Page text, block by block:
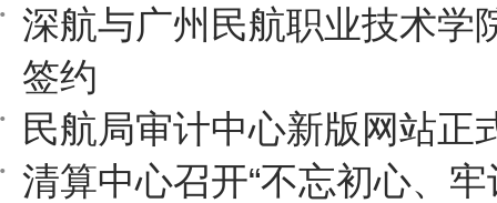
深航与广州民航职业技术学
签约
民航局审计中心新版网站正
清算中心召开“不忘初心、牢